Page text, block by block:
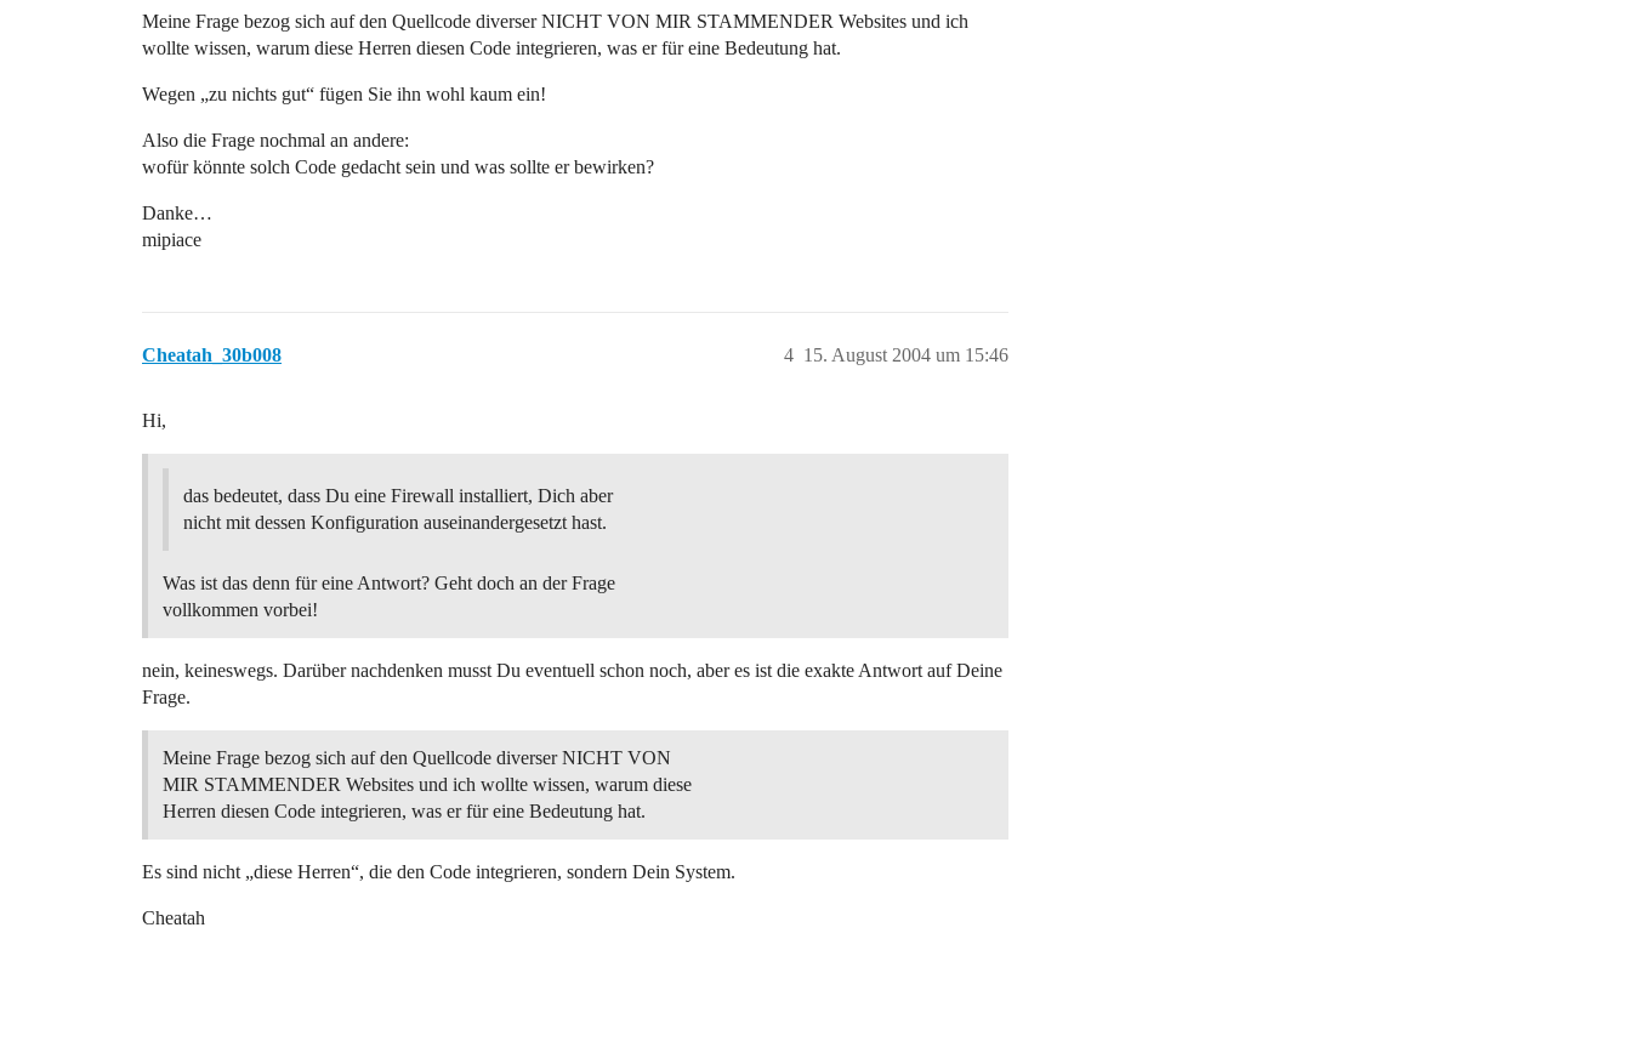
Meine Frage bezog sich auf den Quellcode diverser NICHT VON MIR STAMMENDER Websites und ich
wollte wissen, warum diese Herren diesen Code integrieren, was er für eine Bedeutung hat.
Wegen „zu nichts gut“ fügen Sie ihn wohl kaum ein!
Also die Frage nochmal an andere:
wofür könnte solch Code gedacht sein und was sollte er bewirken?
Danke…
mipiace
Cheatah_30b008 15. August 2004 um 15:46
4
Hi,
das bedeutet, dass Du eine Firewall installiert, Dich aber
nicht mit dessen Konfiguration auseinandergesetzt hast.
Was ist das denn für eine Antwort? Geht doch an der Frage
vollkommen vorbei!
nein, keineswegs. Darüber nachdenken musst Du eventuell schon noch, aber es ist die exakte Antwort auf Deine
Frage.
Meine Frage bezog sich auf den Quellcode diverser NICHT VON
MIR STAMMENDER Websites und ich wollte wissen, warum diese
Herren diesen Code integrieren, was er für eine Bedeutung hat.
Es sind nicht „diese Herren“, die den Code integrieren, sondern Dein System.
Cheatah